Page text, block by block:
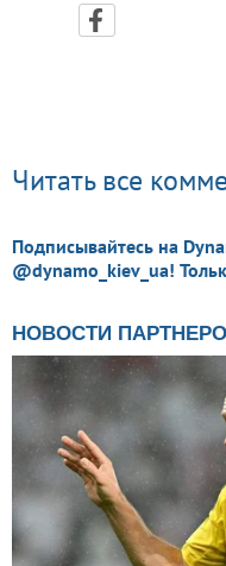
Читать все
Подписывайтесь на
@dynamo_kiev_ua!